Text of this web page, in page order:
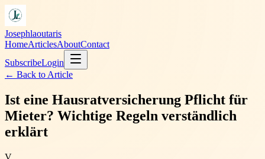
Josephlaoutaris
HomeArticlesAboutContact
SubscribeLogin
← Back to Article
Ist eine Hausratversicherung Pflicht für
Mieter? Wichtige Regeln verständlich
erklärt
V